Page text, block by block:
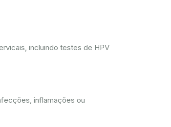
incluindo testes de HPV
inflamações ou